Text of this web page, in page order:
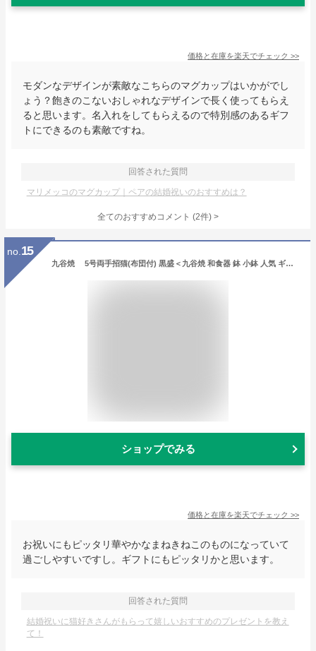
価格と在庫を楽天でチェック >>
モダンなデザインが素敵なこちらのマグカップはいかがでし
ょう？飽きのこないおしゃれなデザインで長く使ってもらえ
ると思います。名入れをしてもらえるので特別感のあるギフ
トにできるのも素敵ですね。
回答された質問
マリメッコのマグカップ｜ペアの結婚祝いのおすすめは？
全てのおすすめコメント (2件) >
no. 15
九谷焼 5号両手招猫(布団付) 黒盛＜九谷焼 和食器 鉢 小鉢 人気 ギフト セット 贈り物 結婚祝い/内祝い/お返し＞
ショップでみる
価格と在庫を楽天でチェック >>
お祝いにもピッタリ華やかなまねきねこのものになっていて
過ごしやすいですし。ギフトにもピッタリかと思います。
回答された質問
結婚祝いに猫好きさんがもらって嬉しいおすすめのプレゼントを教え
て！